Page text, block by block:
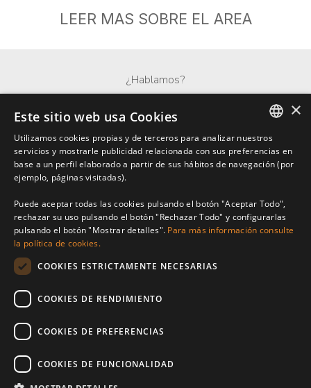
LEER MAS SOBRE EL AREA
168,
P: (+34) 952 902 723
¿Hablamos?
Whatsapp
ENGLISH
FRENCH
×
Este sitio web usa Cookies
Utilizamos cookies propias y de terceros para analizar nuestros
servicios y mostrarle publicidad relacionada con sus preferencias en
base a un perfil elaborado a partir de sus hábitos de navegación (por
ejemplo, páginas visitadas).
Puede aceptar todas las cookies pulsando el botón "Aceptar Todo",
rechazar su uso pulsando el botón "Rechazar Todo" y configurarlas
pulsando el botón "Mostrar detalles". Para más información consulte
la política de cookies.
COOKIES ESTRICTAMENTE NECESARIAS
COOKIES DE RENDIMIENTO
COOKIES DE PREFERENCIAS
COOKIES DE FUNCIONALIDAD